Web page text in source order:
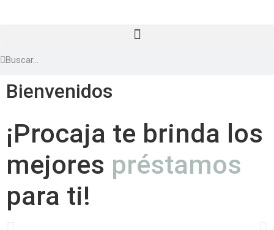
Bienvenidos
¡Procaja te brinda los
mejores préstamos
para ti!